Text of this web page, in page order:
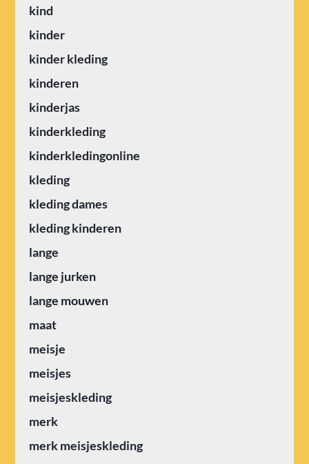
kind
kinder
kinder kleding
kinderen
kinderjas
kinderkleding
kinderkledingonline
kleding
kleding dames
kleding kinderen
lange
lange jurken
lange mouwen
maat
meisje
meisjes
meisjeskleding
merk
merk meisjeskleding